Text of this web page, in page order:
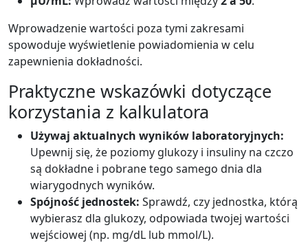
Wprowadzenie wartości poza tymi zakresami
spowoduje wyświetlenie powiadomienia w celu
zapewnienia dokładności.
Praktyczne wskazówki dotyczące
korzystania z kalkulatora
Używaj aktualnych wyników laboratoryjnych:
Upewnij się, że poziomy glukozy i insuliny na czczo
są dokładne i pobrane tego samego dnia dla
wiarygodnych wyników.
Spójność jednostek: Sprawdź, czy jednostka, którą
wybierasz dla glukozy, odpowiada twojej wartości
wejściowej (np. mg/dL lub mmol/L).